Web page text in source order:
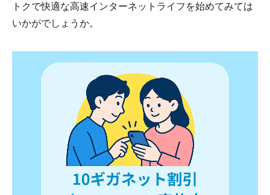
トクで快適な高速インターネットライフを始めてみては
いかがでしょうか。